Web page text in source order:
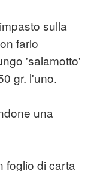
sulla
farlo
'salamotto'
gr. l'uno.
una
foglio di carta